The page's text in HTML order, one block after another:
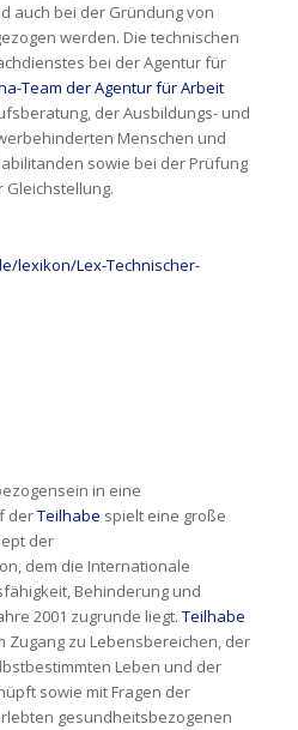
auch bei der Gründung von
werden. Die technischen
bei der Agentur für
Team der Agentur für Arbeit
der Ausbildungs- und
Menschen und
sowie bei der Prüfung
lexikon/Lex-Technischer-
in eine
derTeilhabe spielt eine große
der
dem die Internationale
Behinderung und
2001 zugrunde liegt. Teilhabe
Zugang zu Lebensbereichen, der
Leben und der
sowie mit Fragen der
gesundheitsbezogenen